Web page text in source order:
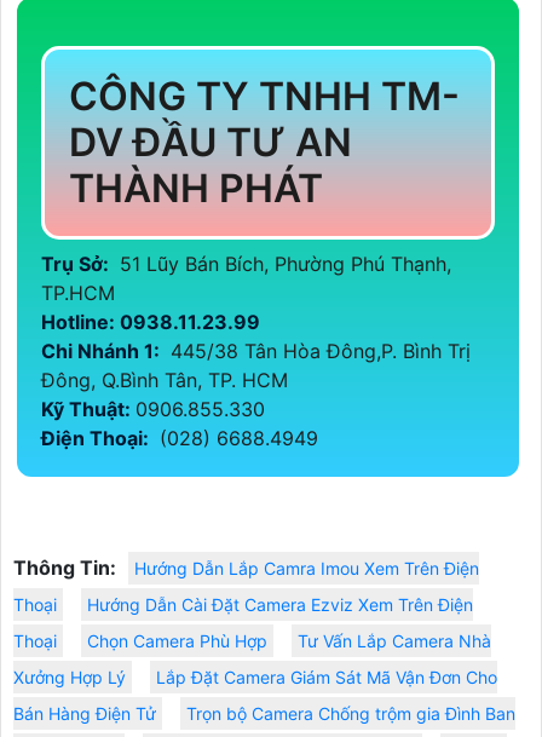
CÔNG TY TNHH TM-
DV ĐẦU TƯ AN
THÀNH PHÁT
Trụ Sở: 51 Lũy Bán Bích, Phường Phú Thạnh,
TP.HCM
Hotline: 0938.11.23.99
Chi Nhánh 1: 445/38 Tân Hòa Đông,P. Bình Trị
Đông, Q.Bình Tân, TP. HCM
Kỹ Thuật: 0906.855.330
Điện Thoại: (028) 6688.4949
Thông Tin:
Hướng Dẫn Lắp Camra Imou Xem Trên Điện
Thoại
Hướng Dẫn Cài Đặt Camera Ezviz Xem Trên Điện
Thoại
Chọn Camera Phù Hợp
Tư Vấn Lắp Camera Nhà
Xưởng Hợp Lý
Lắp Đặt Camera Giám Sát Mã Vận Đơn Cho
Bán Hàng Điện Tử
Trọn bộ Camera Chống trộm gia Đình Ban